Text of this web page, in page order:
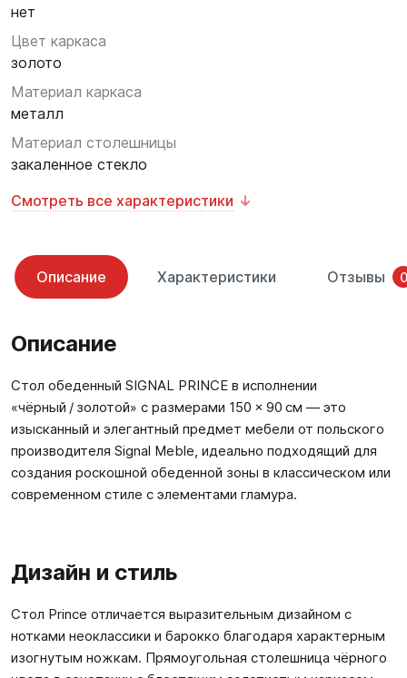
нет
Цвет каркаса
золото
Материал каркаса
металл
Материал столешницы
закаленное стекло
Смотреть все характеристики
Описание Характеристики Отзывы 0
Описание
Стол обеденный SIGNAL PRINCE в исполнении
«чёрный / золотой» с размерами 150 × 90 см — это
изысканный и элегантный предмет мебели от польского
производителя Signal Meble, идеально подходящий для
создания роскошной обеденной зоны в классическом или
современном стиле с элементами гламура.
Дизайн и стиль
Стол Prince отличается выразительным дизайном с
нотками неоклассики и барокко благодаря характерным
изогнутым ножкам. Прямоугольная столешница чёрного